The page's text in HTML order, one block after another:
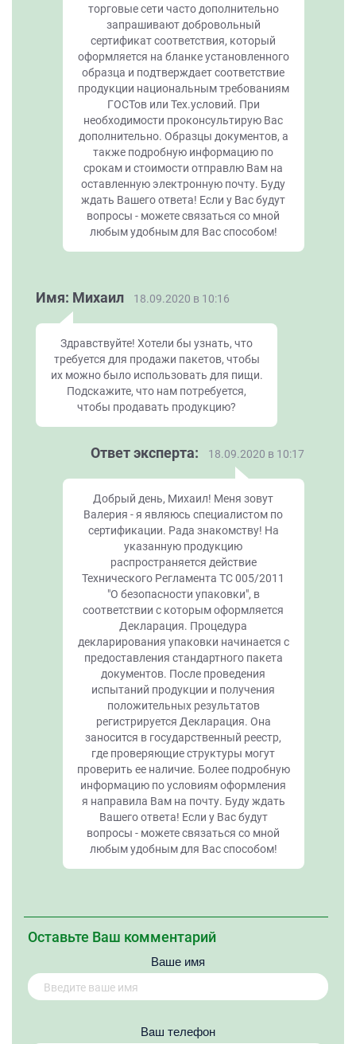
торговые сети часто дополнительно
запрашивают добровольный
сертификат соответствия, который
оформляется на бланке установленного
образца и подтверждает соответствие
продукции национальным требованиям
ГОСТов или Тех.условий. При
необходимости проконсультирую Вас
дополнительно. Образцы документов, а
также подробную информацию по
срокам и стоимости отправлю Вам на
оставленную электронную почту. Буду
ждать Вашего ответа! Если у Вас будут
вопросы - можете связаться со мной
любым удобным для Вас способом!
Имя: Михаил 18.09.2020 в 10:16
Здравствуйте! Хотели бы узнать, что
требуется для продажи пакетов, чтобы
их можно было использовать для пищи.
Подскажите, что нам потребуется,
чтобы продавать продукцию?
Ответ эксперта: 18.09.2020 в 10:17
Добрый день, Михаил! Меня зовут
Валерия - я являюсь специалистом по
сертификации. Рада знакомству! На
указанную продукцию
распространяется действие
Технического Регламента ТС 005/2011
"О безопасности упаковки", в
соответствии с которым оформляется
Декларация. Процедура
декларирования упаковки начинается с
предоставления стандартного пакета
документов. После проведения
испытаний продукции и получения
положительных результатов
регистрируется Декларация. Она
заносится в государственный реестр,
где проверяющие структуры могут
проверить ее наличие. Более подробную
информацию по условиям оформления
я направила Вам на почту. Буду ждать
Вашего ответа! Если у Вас будут
вопросы - можете связаться со мной
любым удобным для Вас способом!
Оставьте Ваш комментарий
Ваше имя
Вaш телефон